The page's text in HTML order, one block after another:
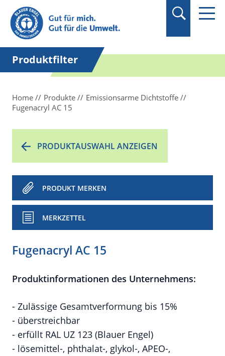
Suchbegriff in
Anführungszeichen
setzen.
Produktfilter
Home Produkte
Emissionsarme Dichtstoffe
Fugenacryl AC 15
PRODUKTAUSWAHL ANZEIGEN
PRODUKT MERKEN
MERKZETTEL
Fugenacryl AC 15
Produktinformationen des Unternehmens:
- Zulässige Gesamtverformung bis 15%
- überstreichbar
- erfüllt RAL UZ 123 (Blauer Engel)
- lösemittel-, phthalat-, glykol-, APEO-,